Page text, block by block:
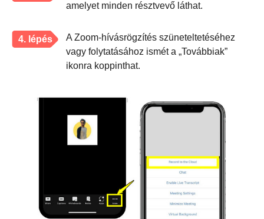
amelyet minden résztvevő láthat.
4. lépés
A Zoom-hívásrögzítés szüneteltetéséhez
vagy folytatásához ismét a „Továbbiak”
ikonra koppinthat.